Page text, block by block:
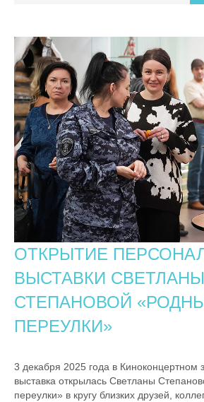
ОТКРЫТИЕ
ВЫСТАВКИ СВЕТЛАНЫ
СТЕПАНОВОЙ
ПЕРЕУЛКИ»
3 декабря 2025 года в Киноконцертном
выставка открылась Светланы
переулки» в кругу близких друзей,